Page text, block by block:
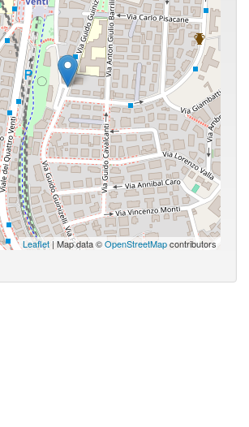
Leaflet | Map data ©OpenStreetMapcontributors